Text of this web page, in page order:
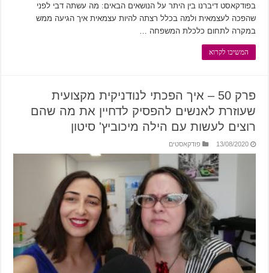
בפודקאסט דיברנו בין היתר על הנושאים הבאים: מה עשתה דבי לפני
שהפכה לעצמאית ולמה בכלל רצתה להיות עצמאית איך הגיעה ממש
במקרה לתחום כלכלת המשפחה …
המשיכו לקרוא
פרק 50 – איך הפכתי לנודניקית מקצועית
שעוזרת לאנשים להפסיק לדחיין את מה שהם
רוצים לעשות עם הילה מיכוביץ' סיטון
13/08/2020 פודקאסטים